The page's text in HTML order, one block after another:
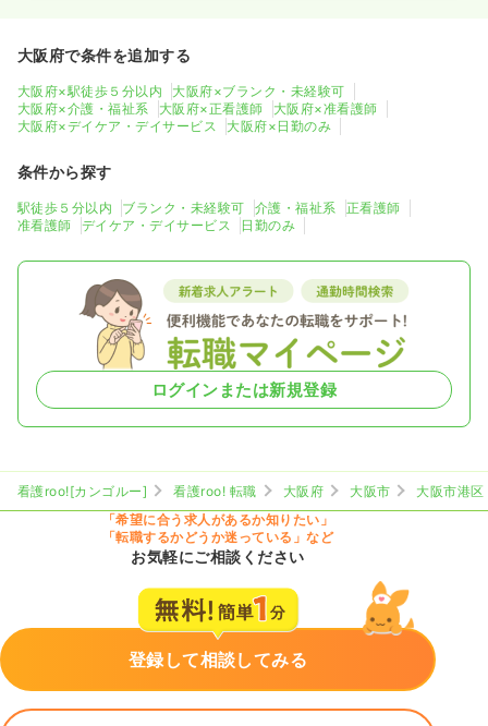
大阪府で条件を追加する
大阪府×駅徒歩５分以内
大阪府×ブランク・未経験可
大阪府×介護・福祉系
大阪府×正看護師
大阪府×准看護師
大阪府×デイケア・デイサービス
大阪府×日勤のみ
条件から探す
駅徒歩５分以内 ブランク・未経験可 介護・福祉系
正看護師
准看護師
デイケア・デイサービス 日勤のみ
ログインまたは新規登録
看護roo![カンゴルー] 看護roo! 転職 大阪府 大阪市
大阪市港区
「希望に合う求人があるか知りたい」
「転職するかどうか迷っている」など
お気軽にご相談ください
登録して相談してみる